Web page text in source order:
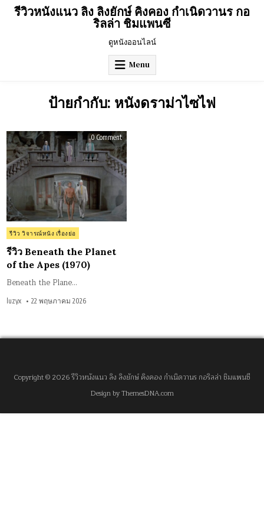
Skipรีวิวหนังแนว ลิง ลิงยักษ์ คิงคอง กำเนิดวานร กอ
ริลล่า ชิมแพนซี
ดูหนังออนไลน์
Menu
ป้ายกำกับ: หนังดราม่าไซไฟ
0 Commenton
รีวิว
Beneath
the
Planet
of
the
(1970)
Posted
in
รีวิว วิจารณ์หนัง เรื่องย่อ
รีวิว Beneath the Planet
of the Apes (1970)
Beneath the Plane…
luzyx 22 พฤษภาคม 2026
Copyright © 2026 รีวิวหนังแนว ลิง ลิงยักษ์ คิงคอง กำเนิดวานร กอริลล่า ชิมแพนซี
Design by ThemesDNA.com